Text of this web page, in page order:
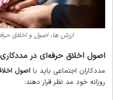
ارزش ها، اصول و اخلاق
اصول اخلاق حرفه‌ای در
مددکاران اجتماعی باید با اصول
روزانه خود مد نظر قرار دهند: